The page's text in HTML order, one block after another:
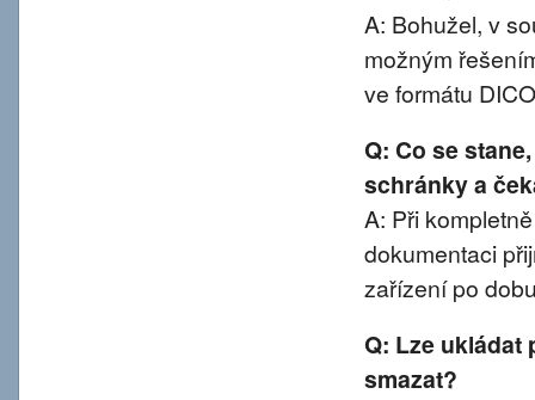
A: Bohužel, v
možným
ve formátu
Q: Co se
schránky a
A: Při
dokumentaci
zařízení po
Q: Lze
smazat?